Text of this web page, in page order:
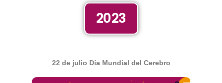
2023
22 de julio Día Mundial del Cerebro